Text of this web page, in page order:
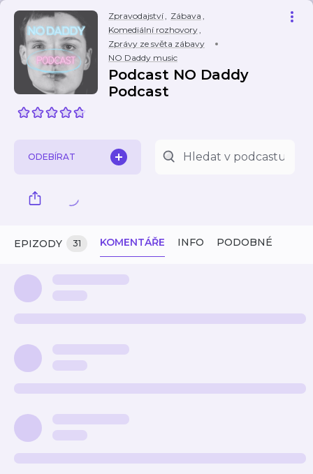
Zpravodajství, Zábava ,
Komediální rozhovory,
Zprávy ze světa zábavy
NO Daddy music
Podcast NO Daddy
Podcast
ODEBÍRAT
EPIZODY 31 KOMENTÁŘE INFO PODOBNÉ